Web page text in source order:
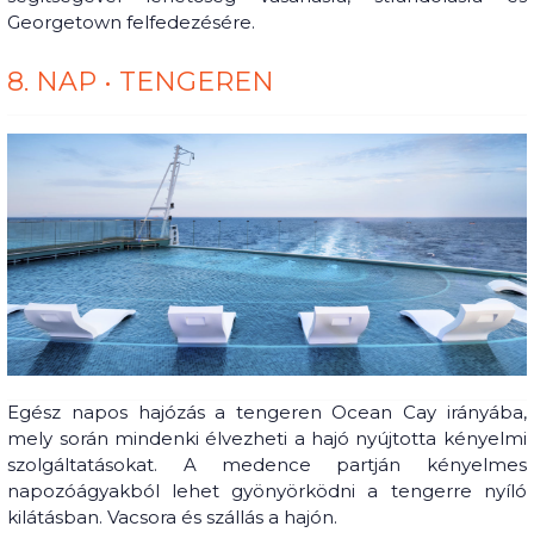
Georgetown felfedezésére.
8. NAP • TENGEREN
Egész napos hajózás a tengeren Ocean Cay irányába,
mely során mindenki élvezheti a hajó nyújtotta kényelmi
szolgáltatásokat. A medence partján kényelmes
napozóágyakból lehet gyönyörködni a tengerre nyíló
kilátásban. Vacsora és szállás a hajón.